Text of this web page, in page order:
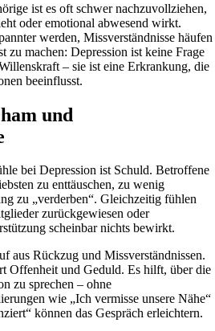
ist es oft schwer nachzuvollziehen,
oder emotional abwesend wirkt.
werden, Missverständnisse häufen
zu machen: Depression ist keine Frage
– sie ist eine Erkrankung, die
beeinflusst.
und
bei Depression ist Schuld. Betroffene
zu enttäuschen, zu wenig
zu „verderben“. Gleichzeitig fühlen
zurückgewiesen oder
scheinbar nichts bewirkt.
aus Rückzug und Missverständnissen.
Offenheit und Geduld. Es hilft, über die
zu sprechen – ohne
wie „Ich vermisse unsere Nähe“
können das Gespräch erleichtern.